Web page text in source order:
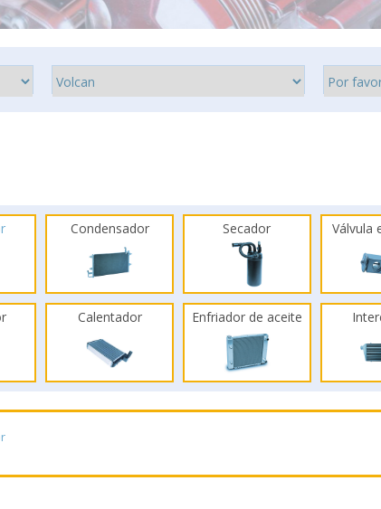
Condensador Secador Válvula
Calentador Enfriador de aceite